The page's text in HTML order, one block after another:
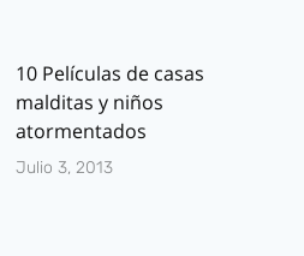
10 Películas de casas
malditas y niños
atormentados
Julio 3, 2013